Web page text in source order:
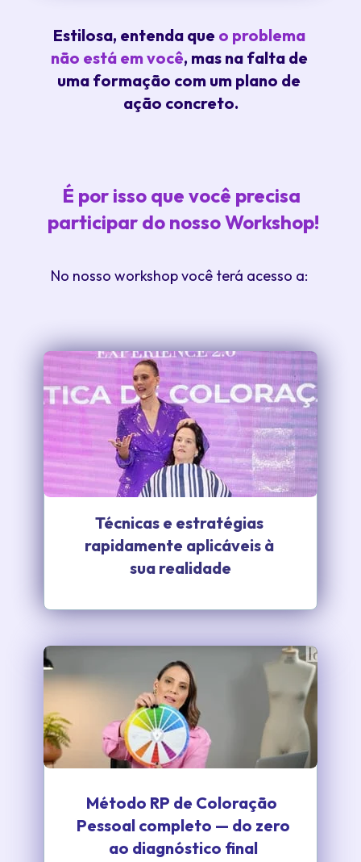
Estilosa, entenda que o problema
não está em você, mas na falta de
uma formação com um plano de
ação concreto.
É por isso que você precisa
participar do nosso Workshop!
No nosso workshop você terá acesso a:
Técnicas e estratégias
rapidamente aplicáveis à
sua realidade
Método RP de Coloração
Pessoal completo — do zero
ao diagnóstico final